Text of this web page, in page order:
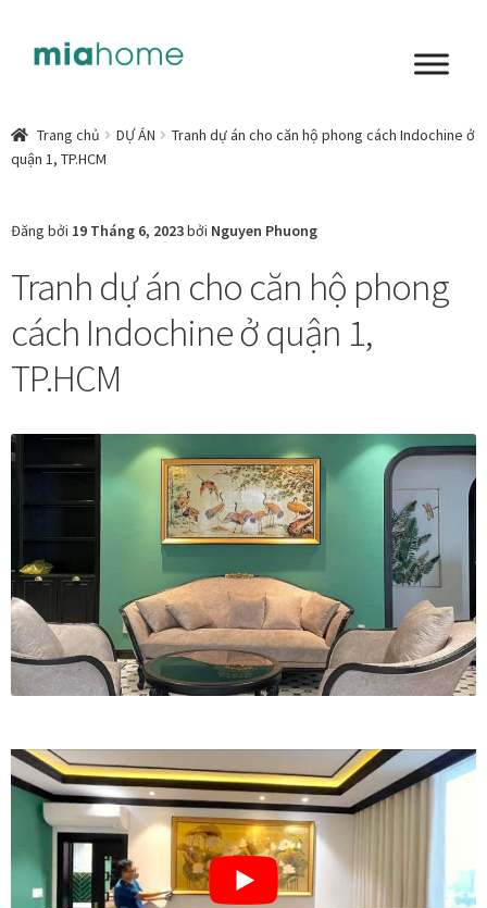
đến
đến
Art in living
Không gian sống
Cách chọn tranh phòng ngủ để mỗi ngày bắt đầu nhẹ
Phong cách nội thất
Vị trí trưng bày
BLOG
Bộ sưu tập tranh
Chính Sách Bảo Mật
Chính Sách Đổi Trả
Chính sách đổi trả hàng
Trang chủ DỰ ÁN
Tranh dự án cho căn hộ phong cách Indochine ở
quận 1, TP.HCM
Đăng bởi 19 Tháng 6, 2023bởi Nguyen Phuong
Tranh dự án cho căn hộ phong
cách Indochine ở quận 1,
TP.HCM